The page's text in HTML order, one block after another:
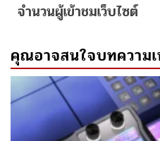
จำนวนผู้เข้าชมเว็บไซต์
คุณอาจสนใจบทความ